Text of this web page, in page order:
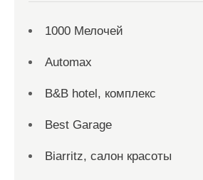
1000 Мелочей
Automax
B&B hotel, комплекс
Best Garage
Biarritz, салон красоты